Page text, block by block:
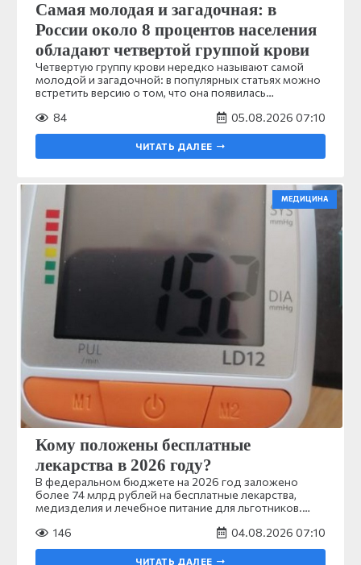
Самая молодая и загадочная: в
России около 8 процентов населения
обладают четвертой группой крови
Четвертую группу крови нередко называют самой
молодой и загадочной: в популярных статьях можно
встретить версию о том, что она появилась…
84
05.08.2026 07:10
ЧИТАТЬ ДАЛЕЕ
МЕДИЦИНА
Кому положены бесплатные
лекарства в 2026 году?
В федеральном бюджете на 2026 год заложено
более 74 млрд рублей на бесплатные лекарства,
медизделия и лечебное питание для льготников.…
146
04.08.2026 07:10
ЧИТАТЬ ДАЛЕЕ